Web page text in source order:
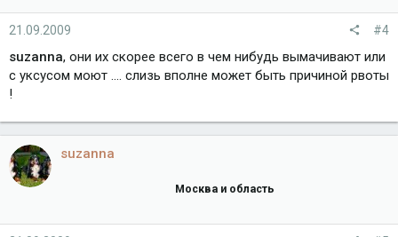
21.09.2009 #4
suzanna, они их скорее всего в чем нибудь вымачивают или
с уксусом моют .... слизь вполне может быть причиной рвоты
!
suzanna
Москва и область